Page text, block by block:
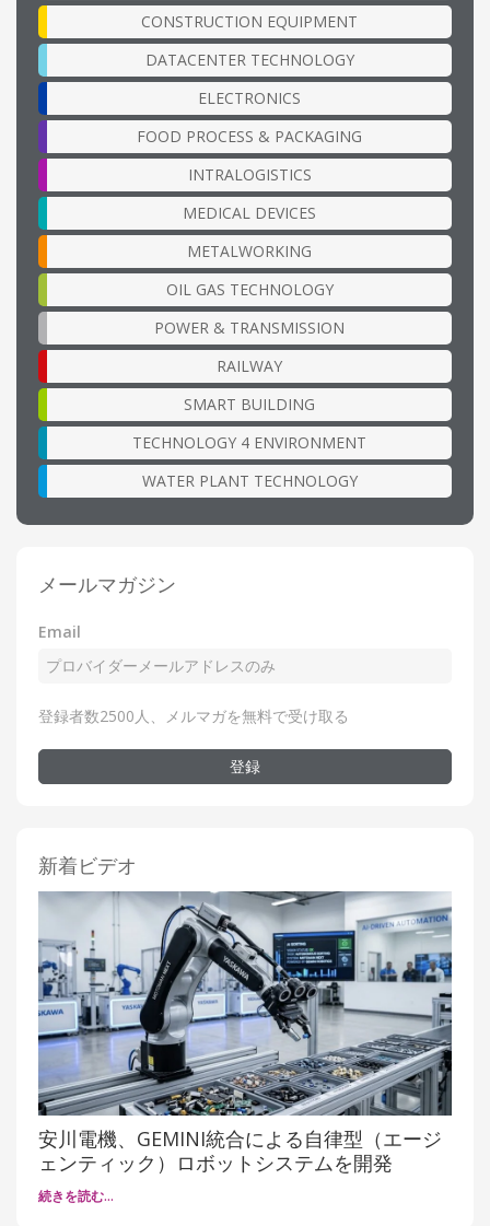
CONSTRUCTION EQUIPMENT
DATACENTER TECHNOLOGY
ELECTRONICS
FOOD PROCESS & PACKAGING
INTRALOGISTICS
MEDICAL DEVICES
METALWORKING
OIL GAS TECHNOLOGY
POWER & TRANSMISSION
RAILWAY
SMART BUILDING
TECHNOLOGY 4 ENVIRONMENT
WATER PLANT TECHNOLOGY
メールマガジン
Email
登録者数2500人、メルマガを無料で受け取る
登録
新着ビデオ
安川電機、GEMINI統合による自律型（エージ
ェンティック）ロボットシステムを開発
続きを読む…